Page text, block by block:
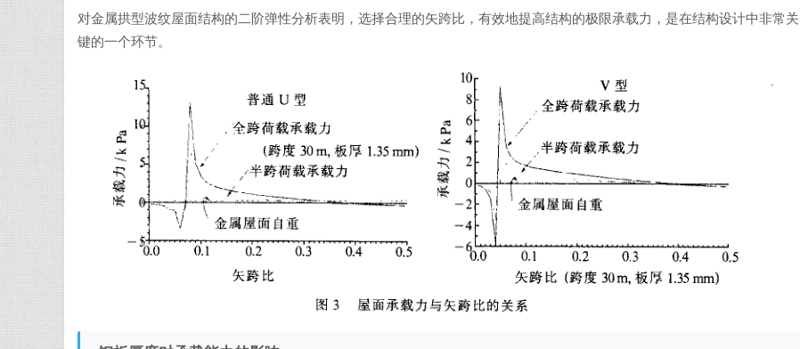
对金属拱型波纹屋面结构的二阶弹性分析表明，选择合理的矢跨比，有效地提高结构的极限承载力，是在结构设计中非常关
键的一个环节。